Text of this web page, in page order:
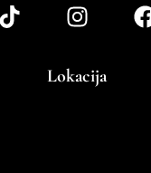
Lokacija